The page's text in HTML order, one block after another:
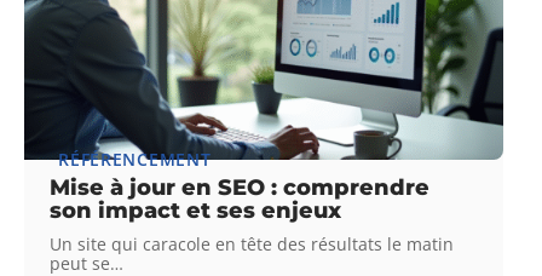
RÉFÉRENCEMENT
Mise à jour en SEO : comprendre
son impact et ses enjeux
Un site qui caracole en tête des résultats le matin
peut se…